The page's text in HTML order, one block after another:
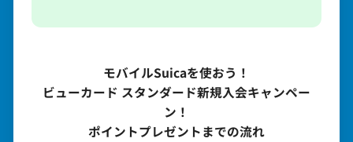
モバイルSuicaを使おう！
ビューカード スタンダード新規入会キャンペー
ン！
ポイントプレゼントまでの流れ